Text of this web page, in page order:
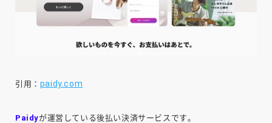
引用： paidy.com
Paidyが運営している後払い決済サービスです。